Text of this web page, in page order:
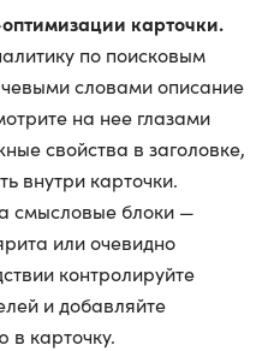
карточки.
по поисковым
словами описание
на нее глазами
свойства в заголовке,
внутри карточки.
смысловые блоки —
или очевидно
контролируйте
и добавляйте
карточку.